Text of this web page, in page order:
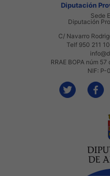
Diputación
Sede
Diputación
C/ Navarro
Telf 950 211
RRAE BOPA núm
NIF: